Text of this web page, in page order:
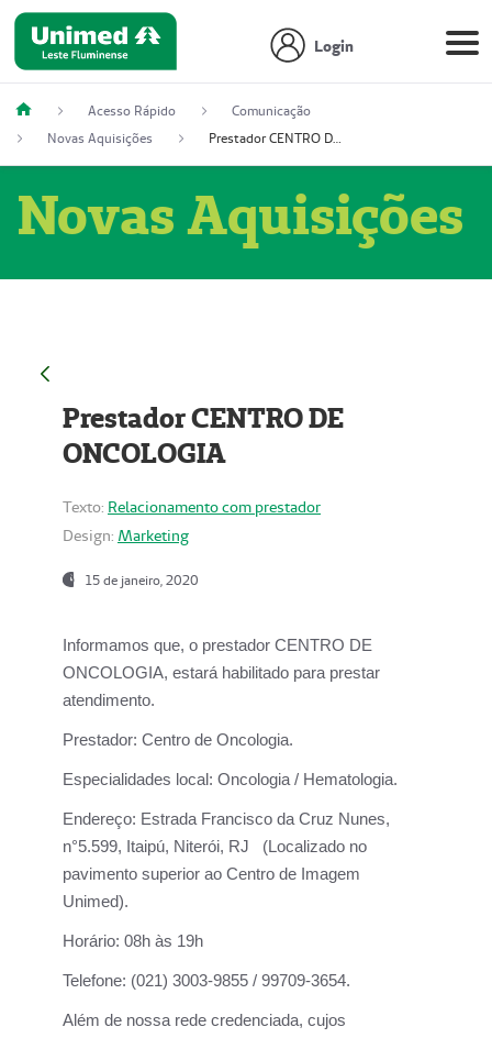
Login
Acesso Rápido
Comunicação
Novas Aquisições
Prestador CENTRO DE ONCOLOGIA
Novas Aquisições
Prestador CENTRO DE
ONCOLOGIA
Texto: Relacionamento com prestador
Design: Marketing
15 de janeiro, 2020
Informamos que, o prestador CENTRO DE
ONCOLOGIA, estará habilitado para prestar
atendimento.
Prestador: Centro de Oncologia.
Especialidades local: Oncologia / Hematologia.
Endereço: Estrada Francisco da Cruz Nunes,
n°5.599, Itaipú, Niterói, RJ (Localizado no
pavimento superior ao Centro de Imagem
Unimed).
Horário: 08h às 19h
Telefone: (021) 3003-9855 / 99709-3654.
Além de nossa rede credenciada, cujos